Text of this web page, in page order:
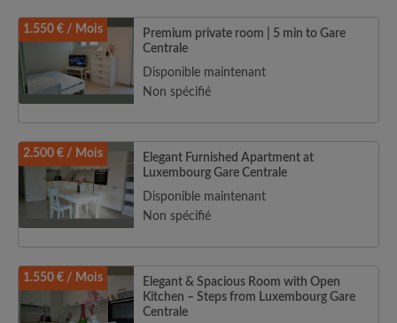
1.550 € / Mois
Premium private room | 5 min to Gare
Centrale
Disponible maintenant
Non spécifié
2.500 € / Mois
Elegant Furnished Apartment at
Luxembourg Gare Centrale
Disponible maintenant
Non spécifié
1.550 € / Mois
Elegant & Spacious Room with Open
Kitchen – Steps from Luxembourg Gare
Centrale